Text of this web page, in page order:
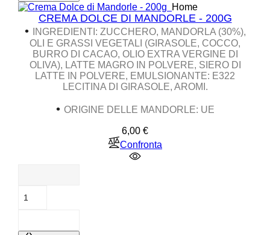
Home
CREMA DOLCE DI MANDORLE - 200G
• INGREDIENTI : ZUCCHERO, MANDORLA (30%),
OLI E GRASSI VEGETALI (GIRASOLE, COCCO,
BURRO DI CACAO, OLIO EXTRA VERGINE DI
OLIVA), LATTE MAGRO IN POLVERE, SIERO DI
LATTE IN POLVERE, EMULSIONANTE: E322
LECITINA DI GIRASOLE, AROMI.
• ORIGINE DELLE MANDORLE: UE
6,00 €Prezzo
Confronta